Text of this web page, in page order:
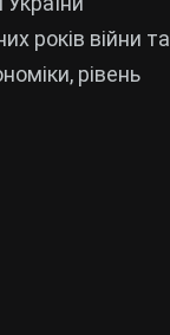
років війни та
рівень